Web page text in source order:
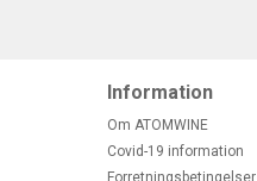
Information
Om ATOMWINE
Covid-19 information
Forretningsbetingelser